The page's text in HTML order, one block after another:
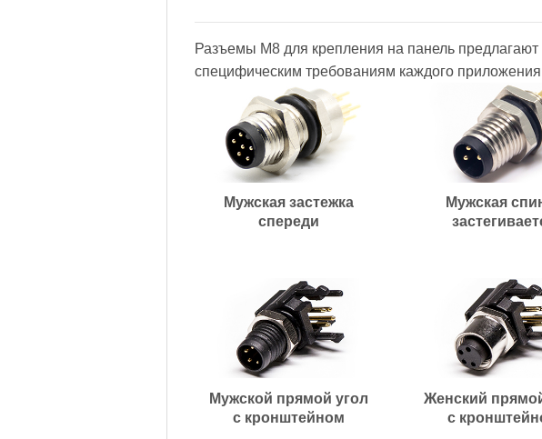
Разъемы M8 для крепления на панель
специфическим требованиям каждого
Мужская застежка
спереди
Мужская
Мужской прямой угол
с кронштейном
Женский
с